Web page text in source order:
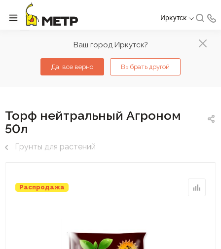
Ваш город Иркутск?
Да, все верно Выбрать другой
Иркутск
Торф нейтральный Агроном
50л
Грунты для растений
Распродажа